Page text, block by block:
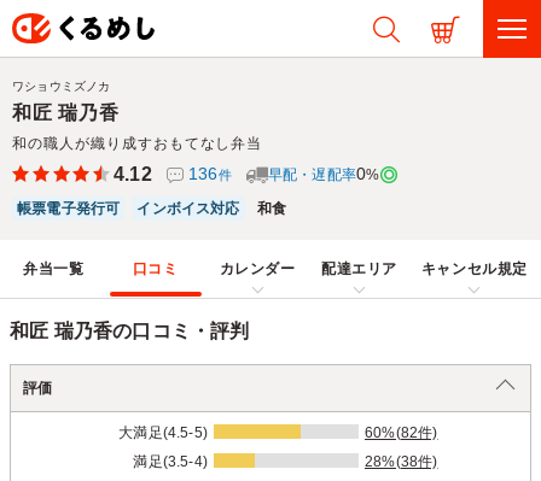
和匠 瑞乃香
和の職人が織り成すおもてなし弁当
ワショウミズノカ
4.12 136件 早配・遅配率0%
帳票電子発行可
インボイス対応 和食
弁当一覧 口コミ カレンダー 配達エリア キャンセル規定
和匠 瑞乃香の口コミ・評判
評価
大満足(4.5-5)
60%(82件)
満足(3.5-4)
28%(38件)